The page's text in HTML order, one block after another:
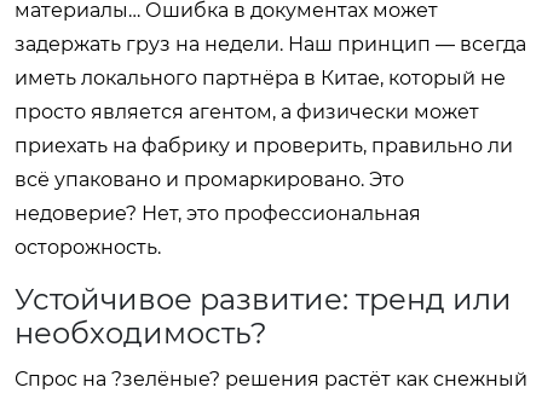
материалы… Ошибка в документах может
задержать груз на недели. Наш принцип — всегда
иметь локального партнёра в Китае, который не
просто является агентом, а физически может
приехать на фабрику и проверить, правильно ли
всё упаковано и промаркировано. Это
недоверие? Нет, это профессиональная
осторожность.
Устойчивое развитие: тренд или
необходимость?
Спрос на ?зелёные? решения растёт как снежный